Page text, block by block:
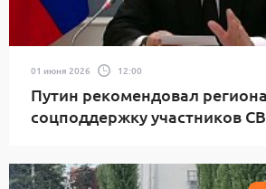
01 июня 2026 12:00
Путин рекомендовал
соцподдержку участников